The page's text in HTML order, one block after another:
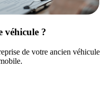
véhicule ?
de votre ancien véhicule